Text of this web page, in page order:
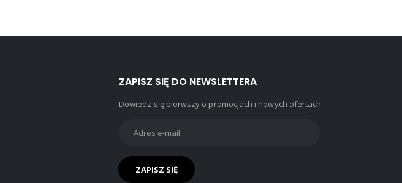
ZAPISZ SIĘ DO NEWSLETTERA
Dowiedz się pierwszy o promocjach i nowych ofertach: